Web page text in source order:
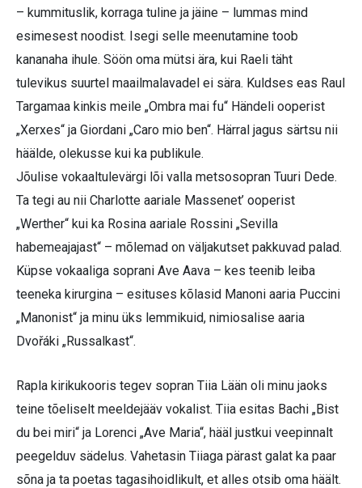
– kummituslik, korraga tuline ja jäine – lummas mind
esimesest noodist. Isegi selle meenutamine toob
kananaha ihule. Söön oma mütsi ära, kui Raeli täht
tulevikus suurtel maailmalavadel ei sära. Kuldses eas Raul
Targamaa kinkis meile „Ombra mai fu“ Händeli ooperist
„Xerxes“ ja Giordani „Caro mio ben“. Härral jagus särtsu nii
häälde, olekusse kui ka publikule.
Jõulise vokaaltulevärgi lõi valla metsosopran Tuuri Dede.
Ta tegi au nii Charlotte aariale Massenet’ ooperist
„Werther“ kui ka Rosina aariale Rossini „Sevilla
habemeajajast“ – mõlemad on väljakutset pakkuvad palad.
Küpse vokaaliga soprani Ave Aava – kes teenib leiba
teeneka kirurgina – esituses kõlasid Manoni aaria Puccini
„Manonist“ ja minu üks lemmikuid, nimiosalise aaria
Dvořáki „Russalkast“.
Rapla kirikukooris tegev sopran Tiia Lään oli minu jaoks
teine tõeliselt meeldejääv vokalist. Tiia esitas Bachi „Bist
du bei miri“ ja Lorenci „Ave Maria“, hääl justkui veepinnalt
peegelduv sädelus. Vahetasin Tiiaga pärast galat ka paar
sõna ja ta poetas tagasihoidlikult, et alles otsib oma häält.